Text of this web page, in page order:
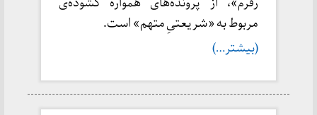
مربوط به «شریعتیِ متهم» است.
(بیشتر…)